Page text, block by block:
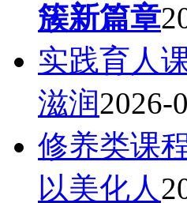
簇新篇章
实践育人
滋润2026-
修养类课
以美化人